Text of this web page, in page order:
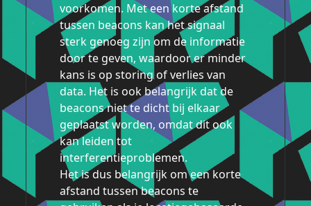
voorkomen. Met een korte afstand
tussen beacons kan het signaal
sterk genoeg zijn om de informatie
door te geven, waardoor er minder
kans is op storing of verlies van
data. Het is ook belangrijk dat de
beacons niet te dicht bij elkaar
geplaatst worden, omdat dit ook
kan leiden tot
interferentieproblemen.
Het is dus belangrijk om een korte
afstand tussen beacons te